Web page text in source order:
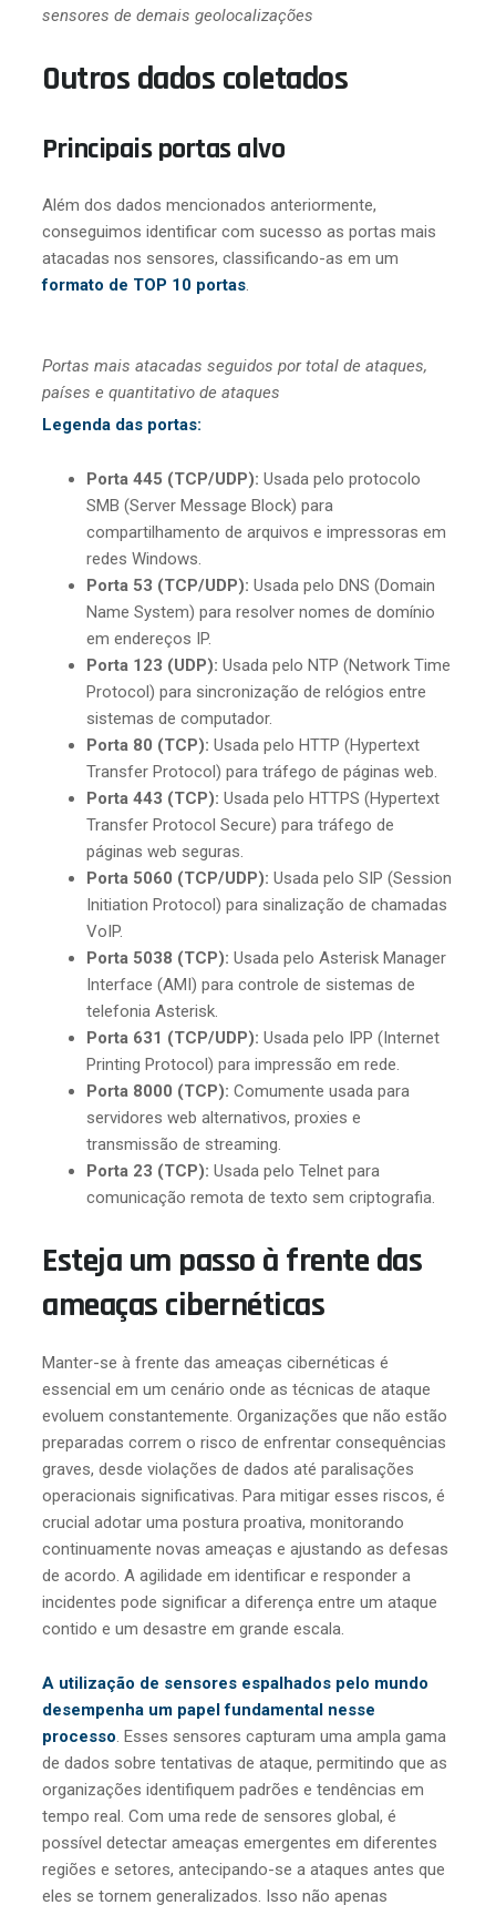
sensores de demais geolocalizações
Outros dados coletados
Principais portas alvo
Além dos dados mencionados anteriormente,
conseguimos identificar com sucesso as portas mais
atacadas nos sensores, classificando-as em um
formato de TOP 10 portas.
Portas mais atacadas seguidos por total de ataques,
países e quantitativo de ataques
Legenda das portas:
Porta 445 (TCP/UDP): Usada pelo protocolo
SMB (Server Message Block) para
compartilhamento de arquivos e impressoras em
redes Windows.
Porta 53 (TCP/UDP): Usada pelo DNS (Domain
Name System) para resolver nomes de domínio
em endereços IP.
Porta 123 (UDP): Usada pelo NTP (Network Time
Protocol) para sincronização de relógios entre
sistemas de computador.
Porta 80 (TCP): Usada pelo HTTP (Hypertext
Transfer Protocol) para tráfego de páginas web.
Porta 443 (TCP): Usada pelo HTTPS (Hypertext
Transfer Protocol Secure) para tráfego de
páginas web seguras.
Porta 5060 (TCP/UDP): Usada pelo SIP (Session
Initiation Protocol) para sinalização de chamadas
VoIP.
Porta 5038 (TCP): Usada pelo Asterisk Manager
Interface (AMI) para controle de sistemas de
telefonia Asterisk.
Porta 631 (TCP/UDP): Usada pelo IPP (Internet
Printing Protocol) para impressão em rede.
Porta 8000 (TCP): Comumente usada para
servidores web alternativos, proxies e
transmissão de streaming.
Porta 23 (TCP): Usada pelo Telnet para
comunicação remota de texto sem criptografia.
Esteja um passo à frente das
ameaças cibernéticas
Manter-se à frente das ameaças cibernéticas é
essencial em um cenário onde as técnicas de ataque
evoluem constantemente. Organizações que não estão
preparadas correm o risco de enfrentar consequências
graves, desde violações de dados até paralisações
operacionais significativas. Para mitigar esses riscos, é
crucial adotar uma postura proativa, monitorando
continuamente novas ameaças e ajustando as defesas
de acordo. A agilidade em identificar e responder a
incidentes pode significar a diferença entre um ataque
contido e um desastre em grande escala.
A utilização de sensores espalhados pelo mundo
desempenha um papel fundamental nesse
processo. Esses sensores capturam uma ampla gama
de dados sobre tentativas de ataque, permitindo que as
organizações identifiquem padrões e tendências em
tempo real. Com uma rede de sensores global, é
possível detectar ameaças emergentes em diferentes
regiões e setores, antecipando-se a ataques antes que
eles se tornem generalizados. Isso não apenas